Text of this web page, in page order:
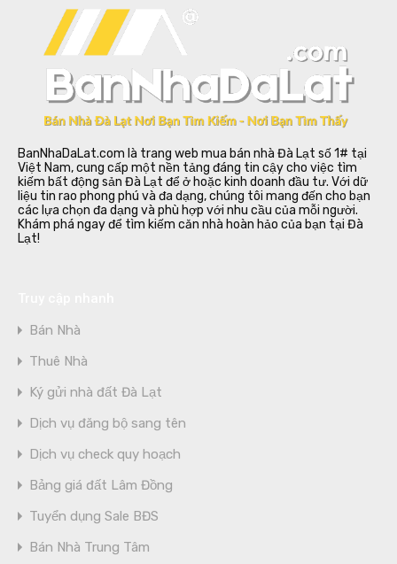
BanNhaDaLat.com là trang web mua bán nhà Đà Lạt số 1# tại
Việt Nam, cung cấp một nền tảng đáng tin cậy cho việc tìm
kiếm bất động sản Đà Lạt để ở hoặc kinh doanh đầu tư. Với dữ
liệu tin rao phong phú và đa dạng, chúng tôi mang đến cho bạn
các lựa chọn đa dạng và phù hợp với nhu cầu của mỗi người.
Khám phá ngay để tìm kiếm căn nhà hoàn hảo của bạn tại Đà
Lạt!
Bán Nhà
Thuê Nhà
Ký gửi nhà đất Đà Lạt
Dịch vụ đăng bộ sang tên
Dịch vụ check quy hoạch
Bảng giá đất Lâm Đồng
Tuyển dụng Sale BĐS
Bán Nhà Trung Tâm